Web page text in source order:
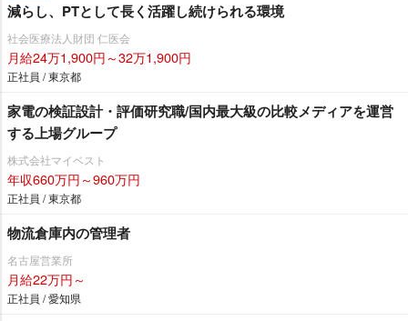
減らし、PTとして長く活躍し続けられる環境
社会医療法人財団 仁医会
月給24万1,900円～32万1,900円
正社員 / 東京都
家電の検証設計・評価研究職/国内最大級の比較メディアを運営
する上場グループ
株式会社マイベスト
年収660万円～960万円
正社員 / 東京都
物流倉庫内の管理者
名古屋営業所
月給22万円～
正社員 / 愛知県